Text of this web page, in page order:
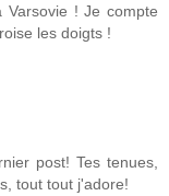
! Je compte
les doigts !
post! Tes tenues,
tout tout j'adore!